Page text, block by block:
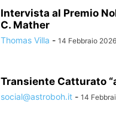
Intervista al Premio
C. Mather
Thomas Villa - 14 Febbraio 2026
Transiente Catturato
social@astroboh.it - 14